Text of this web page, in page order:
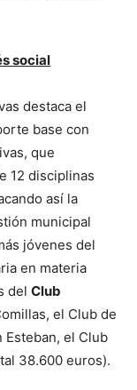
social
destaca el
base con
que
12 disciplinas
así la
municipal
jóvenes del
en materia
del Club
el Club de
Esteban, el Club
38.600 euros).